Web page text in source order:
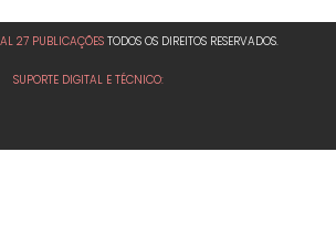
27 PUBLICAÇÕES TODOS OS DIREITOS RESERVADOS.
SUPORTE DIGITAL E TÉCNICO: